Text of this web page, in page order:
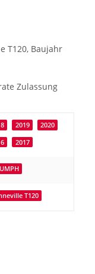
T120, Baujahr
Zulassung
2019 2020
2017
T120